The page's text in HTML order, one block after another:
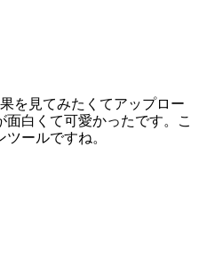
を見てみたくてアップロー
面白くて可愛かったです。こ
ールですね。